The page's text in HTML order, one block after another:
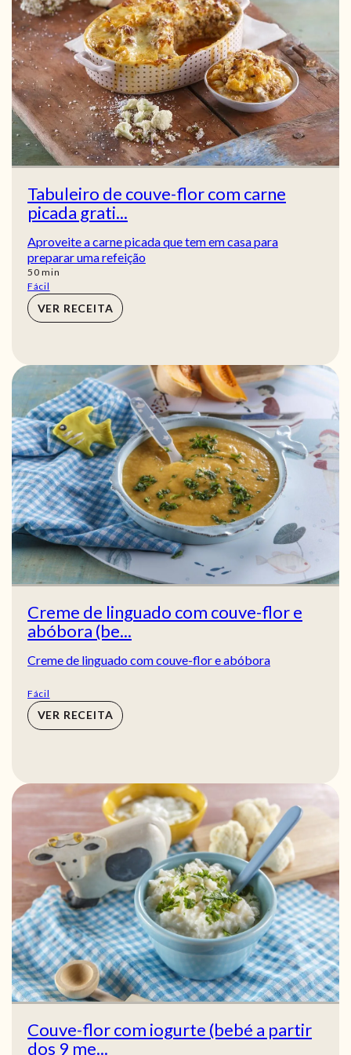
Tabuleiro de couve-flor com carne
picada grati...
Aproveite a carne picada que tem em casa para
preparar uma refeição
50min
min
Fácil
VER RECEITA
Creme de linguado com couve-flor e
abóbora (be...
Creme de linguado com couve-flor e abóbora
Fácil
VER RECEITA
Couve-flor com iogurte (bebé a partir
dos 9 me...